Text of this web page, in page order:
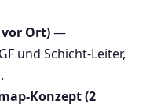
Ort)—
und Schicht-Leiter,
Konzept (2